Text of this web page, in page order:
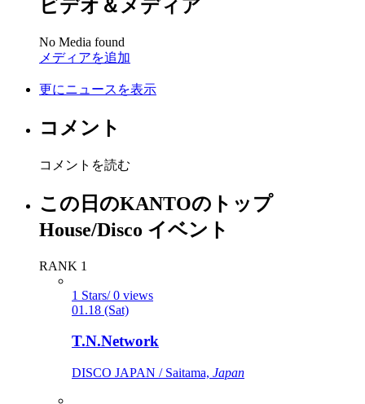
ビデオ＆メディア
No Media found
メディアを追加
更にニュースを表示
コメント
コメントを読む
この日のKANTOのトップ
House/Disco イベント
RANK 1
1 Stars/ 0 views
01.18 (Sat)
T.N.Network
DISCO JAPAN / Saitama, Japan